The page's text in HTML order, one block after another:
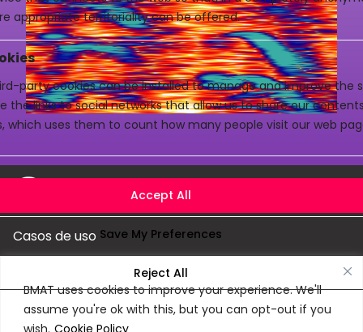
BMAT uses cookies to improve your experience. We'll
assume you're ok with this, but you can opt-out if you
wish. Cookie Policy
appropriate territoriality can be offered.
party cookies can be installed to manage and improve the
the links to social networks that allow us to share our
which uses them to count how many people visit our web
Casos de uso
Empresa